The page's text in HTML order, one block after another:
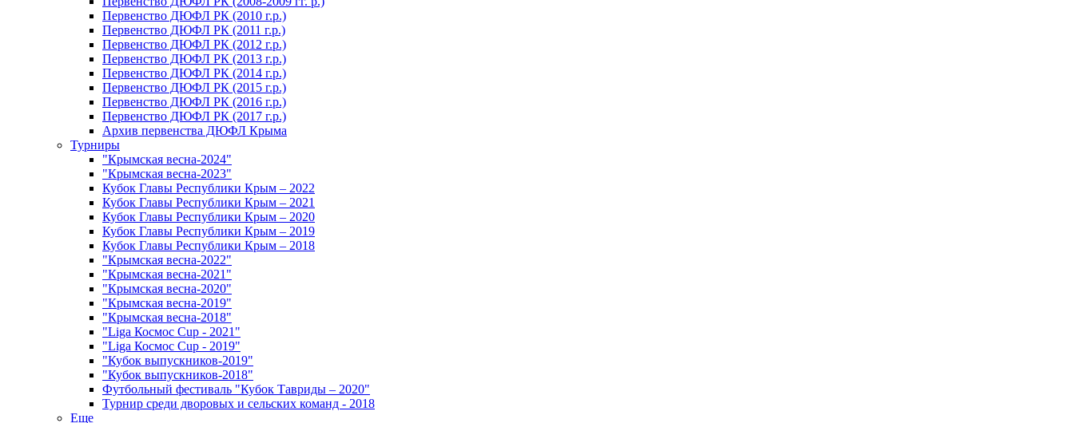
Первенство ДЮФЛ РК (2010 г.р.)
Первенство ДЮФЛ РК (2011 г.р.)
Первенство ДЮФЛ РК (2012 г.р.)
Первенство ДЮФЛ РК (2013 г.р.)
Первенство ДЮФЛ РК (2014 г.р.)
Первенство ДЮФЛ РК (2015 г.р.)
Первенство ДЮФЛ РК (2016 г.р.)
Первенство ДЮФЛ РК (2017 г.р.)
Архив первенства ДЮФЛ Крыма
Турниры
"Крымская весна-2024"
"Крымская весна-2023"
Кубок Главы Республики Крым – 2022
Кубок Главы Республики Крым – 2021
Кубок Главы Республики Крым – 2020
Кубок Главы Республики Крым – 2019
Кубок Главы Республики Крым – 2018
"Крымская весна-2022"
"Крымская весна-2021"
"Крымская весна-2020"
"Крымская весна-2019"
"Крымская весна-2018"
"Liga Космос Cup - 2021"
"Liga Космос Cup - 2019"
"Кубок выпускников-2019"
"Кубок выпускников-2018"
Футбольный фестиваль "Кубок Тавриды – 2020"
Турнир среди дворовых и сельских команд - 2018
Еще